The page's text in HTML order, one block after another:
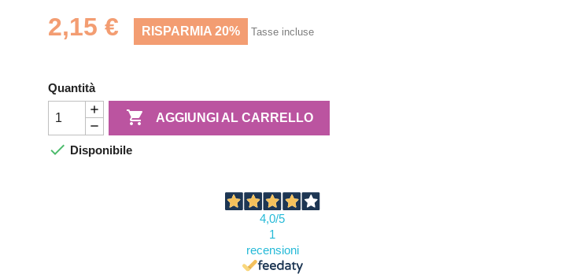
2,15 € RISPARMIA 20% Tasse incluse
Quantità
 AGGIUNGI AL CARRELLO
 Disponibile
4,0/5
1
recensioni